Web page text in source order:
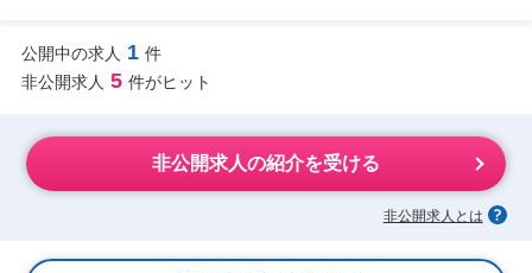
公開中の求人 1 件
非公開求人 5 件がヒット
非公開求人の紹介を受ける
非公開求人とは